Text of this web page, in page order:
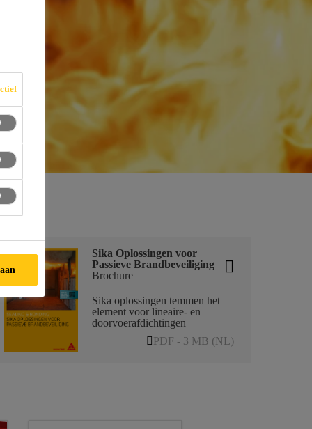
Sika Oplossingen voor
Passieve Brandbeveiliging
Brochure
Sika oplossingen temmen het
element voor lineaire- en
doorvoerafdichtingen
PDF - 3 MB (NL)